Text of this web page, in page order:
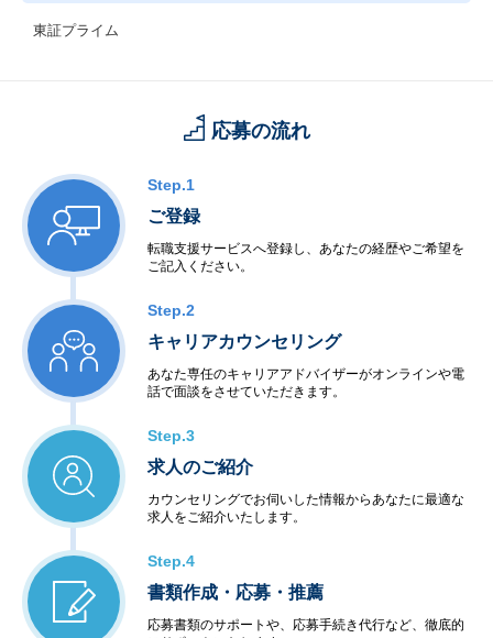
東証プライム
応募の流れ
Step.1
ご登録
転職支援サービスへ登録し、あなたの経歴やご希望を
ご記入ください。
Step.2
キャリアカウンセリング
あなた専任のキャリアアドバイザーがオンラインや電
話で面談をさせていただきます。
Step.3
求人のご紹介
カウンセリングでお伺いした情報からあなたに最適な
求人をご紹介いたします。
Step.4
書類作成・応募・推薦
応募書類のサポートや、応募手続き代行など、徹底的